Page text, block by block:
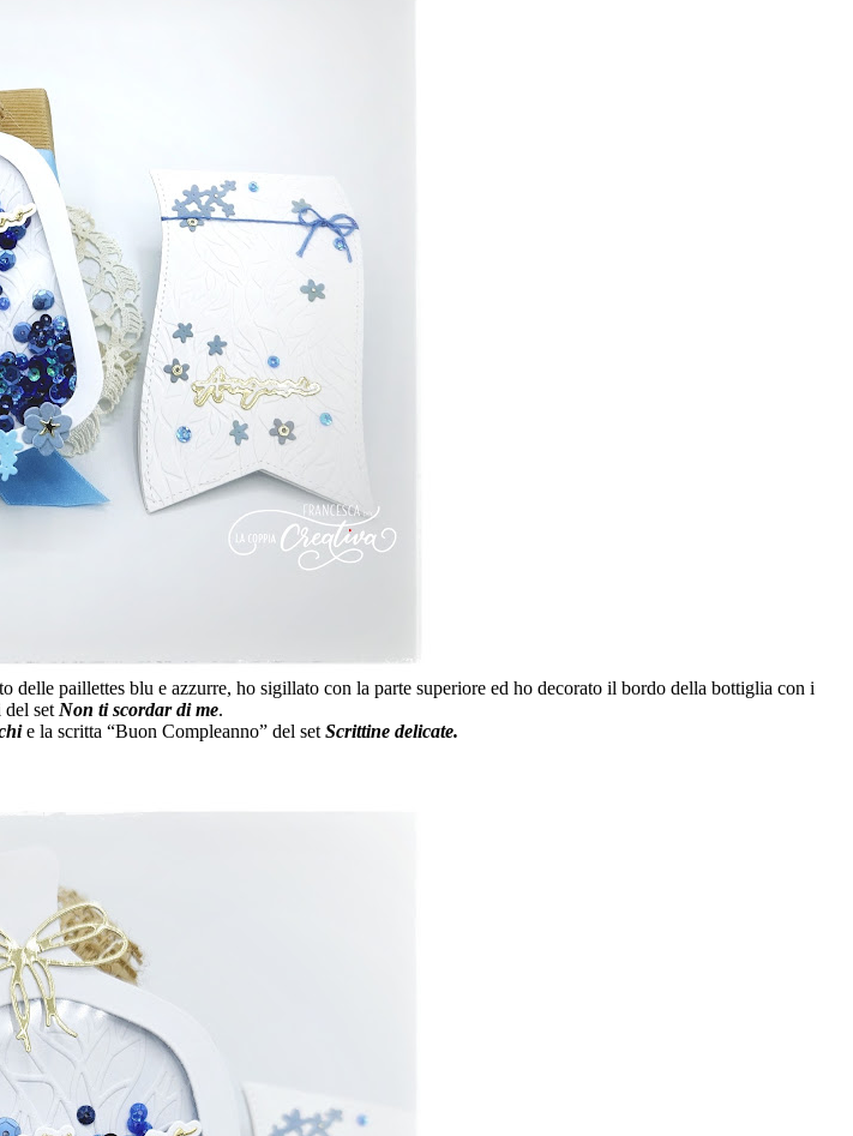
paillettes blu e azzurre, ho sigillato con la parte superiore ed ho decorato il bordo della bottiglia con i
set Non ti scordar di me.
e la scritta “Buon Compleanno” del set Scrittine delicate.